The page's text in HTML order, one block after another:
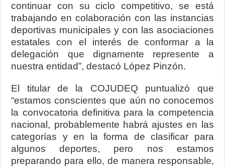
continuar con su ciclo competitivo, se está
trabajando en colaboración con las instancias
deportivas municipales y con las asociaciones
estatales con el interés de conformar a la
delegación que dignamente represente a
nuestra entidad”, destacó López Pinzón.
El titular de la COJUDEQ puntualizó que
“estamos conscientes que aún no conocemos
la convocatoria definitiva para la competencia
nacional, probablemente habrá ajustes en las
categorías y en la forma de clasificar para
algunos deportes, pero nos estamos
preparando para ello, de manera responsable,